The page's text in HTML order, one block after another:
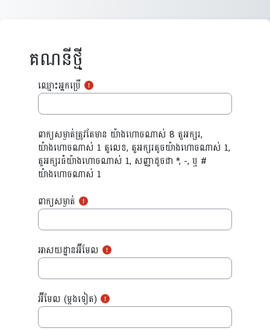
គណនីថ្មី
ឈ្មោះអ្នកប្រើ
ពាក្យសម្ងាត់ត្រូវតែមាន យ៉ាងហោចណាស់ 8 តួអក្សរ,
យ៉ាងហោចណាស់ 1 តួលេខ, តួអក្សរតូចយ៉ាងហោចណាស់ 1,
តួអក្សរធំយ៉ាងហោចណាស់ 1, សញ្ញាដូចជា *, -, ឬ #
យ៉ាងហោចណាស់ 1
ពាក្យសម្ងាត់
អាសយដ្ឋានអ៊ីមែល
អ៊ីមែល (ម្ដងទៀត)